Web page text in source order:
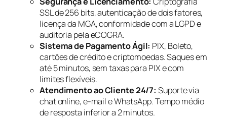
SSL de 256 bits, autenticação de dois fatores,
licença da MGA, conformidade com a LGPD e
auditoria pela eCOGRA.
Sistema de Pagamento Ágil: PIX, Boleto,
cartões de crédito e criptomoedas. Saques em
até 5 minutos, sem taxas para PIX e com
limites flexíveis.
Atendimento ao Cliente 24/7: Suporte via
chat online, e-mail e WhatsApp. Tempo médio
de resposta inferior a 2 minutos.